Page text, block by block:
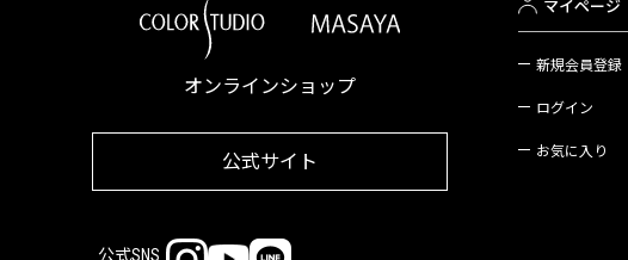
オンラインショップ
公式サイト
公式SNS
マイページ
新規会員登録
ログイン
お気に入り